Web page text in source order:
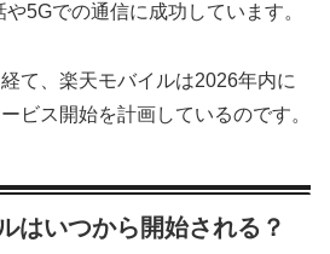
5Gでの通信に成功しています。
て、楽天モバイルは2026年内に
ビス開始を計画しているのです。
はいつから開始される？